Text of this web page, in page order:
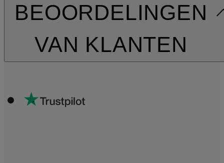
BEOORDELINGEN
VAN KLANTEN